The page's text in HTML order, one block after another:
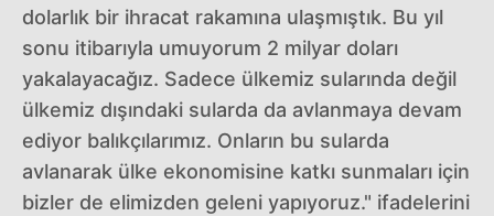
dolarlık bir ihracat rakamına ulaşmıştık. Bu yıl
sonu itibarıyla umuyorum 2 milyar doları
yakalayacağız. Sadece ülkemiz sularında değil
ülkemiz dışındaki sularda da avlanmaya devam
ediyor balıkçılarımız. Onların bu sularda
avlanarak ülke ekonomisine katkı sunmaları için
bizler de elimizden geleni yapıyoruz." ifadelerini